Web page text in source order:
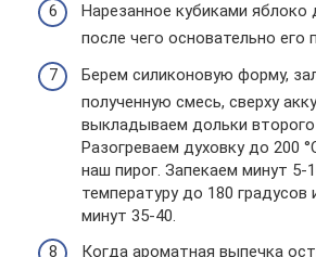
Нарезанное кубиками яблоко
после чего основательно его
Берем силиконовую форму,
полученную смесь, сверху
выкладываем дольки второго
Разогреваем духовку до 200
наш пирог. Запекаем минут 5-
температуру до 180
минут 35-40.
Когда ароматная выпечка